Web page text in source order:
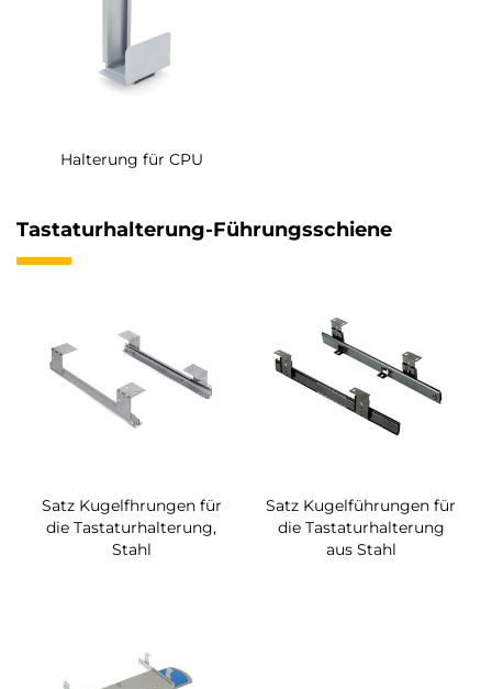
Halterung für CPU
Tastaturhalterung-Führungsschiene
Satz Kugelfhrungen für
die Tastaturhalterung,
Stahl
Satz Kugelführungen für
die Tastaturhalterung
aus Stahl